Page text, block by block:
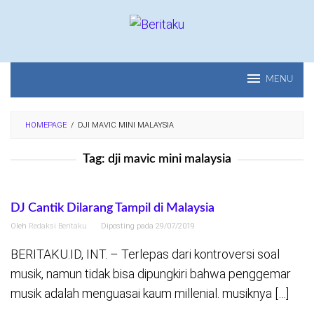
MENU
HOMEPAGE / DJI MAVIC MINI MALAYSIA
Tag: dji mavic mini malaysia
DJ Cantik Dilarang Tampil di Malaysia
Oleh Redaksi Beritaku Diposting pada 29/07/2019
BERITAKU.ID, INT. – Terlepas dari kontroversi soal
musik, namun tidak bisa dipungkiri bahwa penggemar
musik adalah menguasai kaum millenial. musiknya […]